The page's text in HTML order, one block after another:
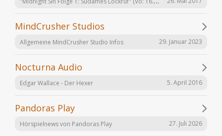
MindCrusher Studios
Allgemeine MindCrusher Studio Infos 29. Januar 2023
Nocturna Audio
Edgar Wallace - Der Hexer 5. April 2016
Pandoras Play
Hörspielnews von Pandoras Play 27. Juli 2026